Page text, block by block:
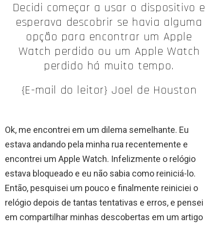
Decidi começar a usar o dispositivo e
esperava descobrir se havia alguma
opção para encontrar um Apple
Watch perdido ou um Apple Watch
perdido há muito tempo.
{E-mail do leitor} Joel de Houston
Ok, me encontrei em um dilema semelhante. Eu
estava andando pela minha rua recentemente e
encontrei um Apple Watch. Infelizmente o relógio
estava bloqueado e eu não sabia como reiniciá-lo.
Então, pesquisei um pouco e finalmente reiniciei o
relógio depois de tantas tentativas e erros, e pensei
em compartilhar minhas descobertas em um artigo